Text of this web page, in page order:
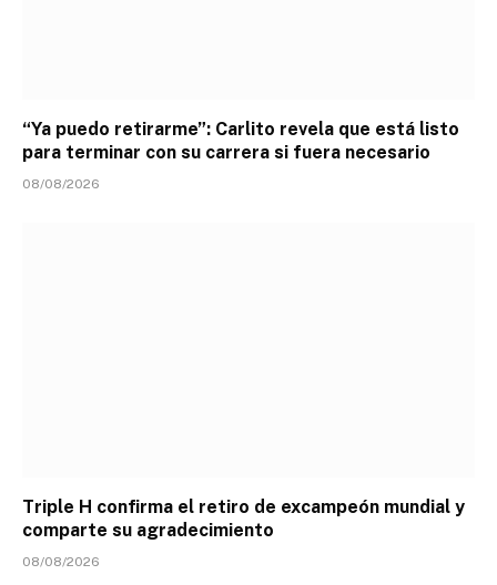
“Ya puedo retirarme”: Carlito revela que está listo
para terminar con su carrera si fuera necesario
08/08/2026
Triple H confirma el retiro de excampeón mundial y
comparte su agradecimiento
08/08/2026